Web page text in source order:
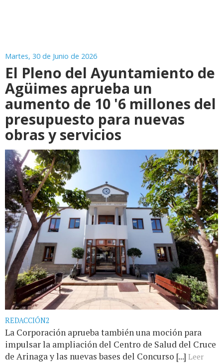
Martes, 30 de Junio de 2026
El Pleno del Ayuntamiento de
Agüimes aprueba un
aumento de 10 '6 millones del
presupuesto para nuevas
obras y servicios
REDACCIÓN2
La Corporación aprueba también una moción para
impulsar la ampliación del Centro de Salud del Cruce
de Arinaga y las nuevas bases del Concurso [...] Leer